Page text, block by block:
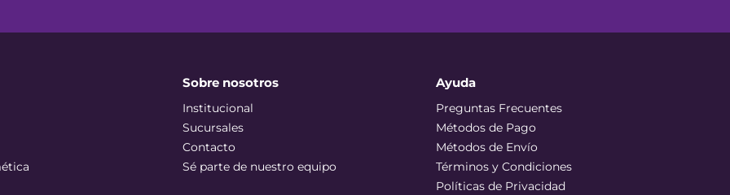
Sobre nosotros
Institucional
Sucursales
Contacto
Sé parte de nuestro equipo
Ayuda
Preguntas Frecuentes
Métodos de Pago
Métodos de Envío
Términos y Condiciones
Políticas de Privacidad